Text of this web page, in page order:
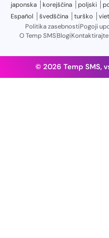
japonska
korejščina poljski
Español
švedščina turško
Politika zasebnostiPogoji
O Temp SMSBlogiKontaktirajte
© 2026 Temp SMS,